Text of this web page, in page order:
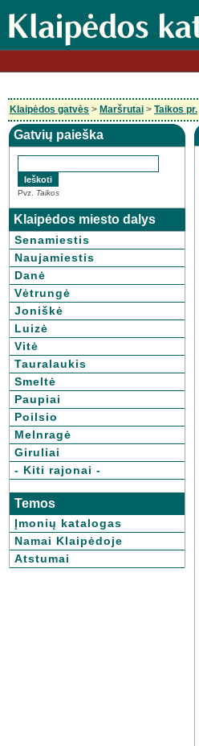
Klaipėdos gatvės > Maršrutai > Taikos pr.
Gatvių paieška
Pvz. Taikos
Klaipėdos miesto dalys
Senamiestis
Naujamiestis
Danė
Vėtrungė
Joniškė
Luizė
Vitė
Tauralaukis
Smeltė
Paupiai
Poilsio
Melnragė
Giruliai
- Kiti rajonai -
Temos
Įmonių katalogas
Namai Klaipėdoje
Atstumai